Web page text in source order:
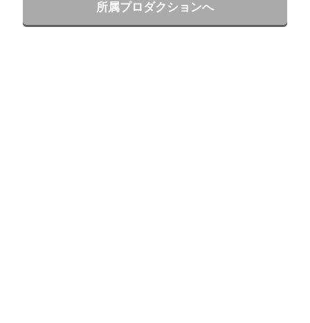
所属プロダクションへ